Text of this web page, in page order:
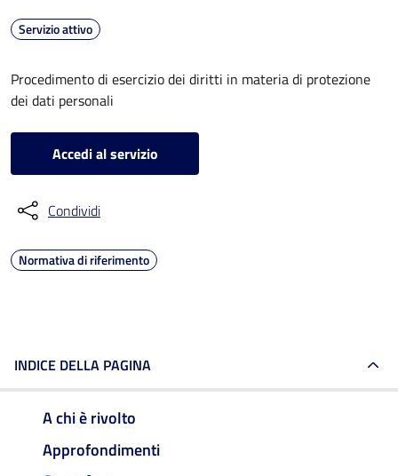
Servizio attivo
Procedimento di esercizio dei diritti in materia di protezione
dei dati personali
Accedi al servizio
Condividi
Normativa di riferimento
INDICE DELLA PAGINA
A chi è rivolto
Approfondimenti